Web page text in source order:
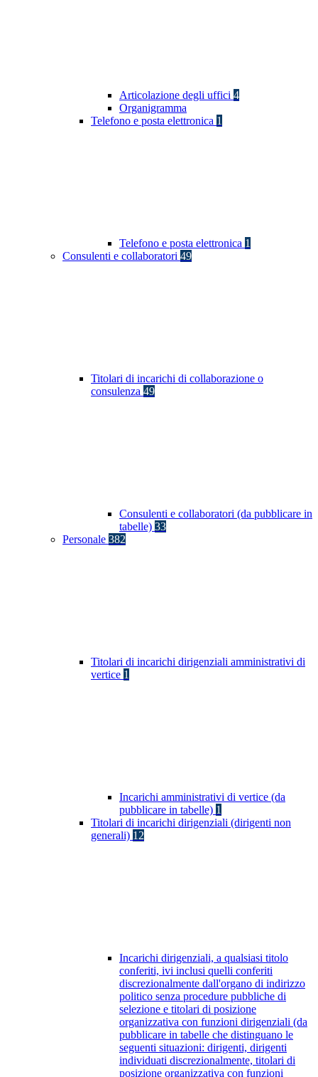
Articolazione degli uffici 4
Organigramma
Telefono e posta elettronica 1
Telefono e posta elettronica 1
Consulenti e collaboratori 49
Titolari di incarichi di collaborazione o
consulenza 49
Consulenti e collaboratori (da pubblicare in
tabelle) 33
Personale 382
Titolari di incarichi dirigenziali amministrativi di
vertice 1
Incarichi amministrativi di vertice (da
pubblicare in tabelle) 1
Titolari di incarichi dirigenziali (dirigenti non
generali) 12
Incarichi dirigenziali, a qualsiasi titolo
conferiti, ivi inclusi quelli conferiti
discrezionalmente dall'organo di indirizzo
politico senza procedure pubbliche di
selezione e titolari di posizione
organizzativa con funzioni dirigenziali (da
pubblicare in tabelle che distinguano le
seguenti situazioni: dirigenti, dirigenti
individuati discrezionalmente, titolari di
posizione organizzativa con funzioni